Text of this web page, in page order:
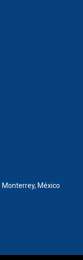
Monterrey, México